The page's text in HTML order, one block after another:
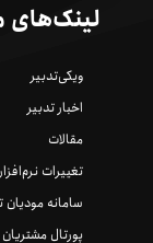
لینک‌های
ویکی‌تدبیر
اخبار تدبیر
مقالات
تغییرات نرم‌افزار
سامانه مودیان
پورتال مشتریان